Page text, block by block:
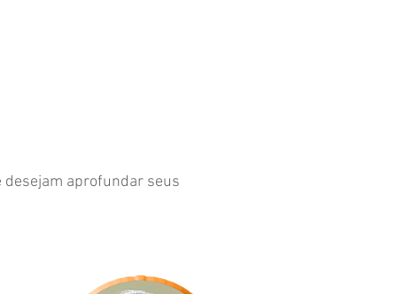
aprofundar seus